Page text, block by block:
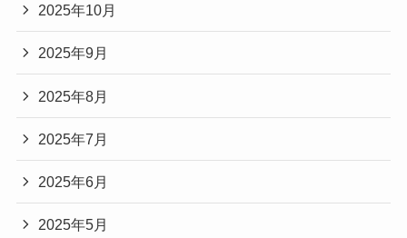
2025年10月
2025年9月
2025年8月
2025年7月
2025年6月
2025年5月